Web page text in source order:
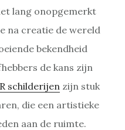
lang onopgemerkt
na creatie de wereld
bekendheid
de kans zijn
schilderijen zijn stuk
die een artistieke
aan de ruimte.